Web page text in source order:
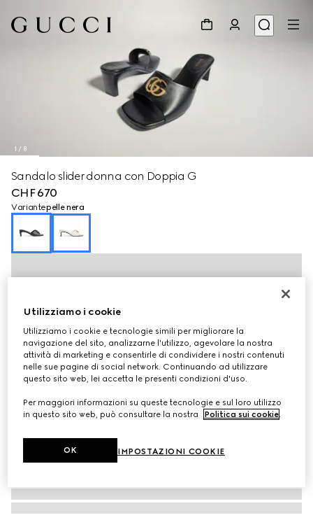
1 / 8
Sandalo slider donna con Doppia G
CHF 670
Variantepelle nera
Utilizziamo i cookie
Utilizziamo i cookie e tecnologie simili per migliorare la
navigazione del sito, analizzarne l'utilizzo, agevolare la nostra
attività di marketing e consentirle di condividere i nostri contenuti
nelle sue pagine di social network. Continuando ad utilizzare
questo sito web, lei accetta le presenti condizioni d'uso.
Per maggiori informazioni su queste tecnologie e sul loro utilizzo
in questo sito web, può consultare la nostra
Politica sui cookie
IMPOSTAZIONI COOKIE
OK